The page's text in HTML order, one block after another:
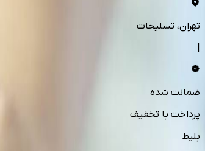
تهران، تسلیحات
ضمانت شده
پرداخت با تخفیف
بلیط